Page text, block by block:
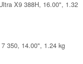
X9 388H, 16.00", 1.32
350, 14.00", 1.24 kg